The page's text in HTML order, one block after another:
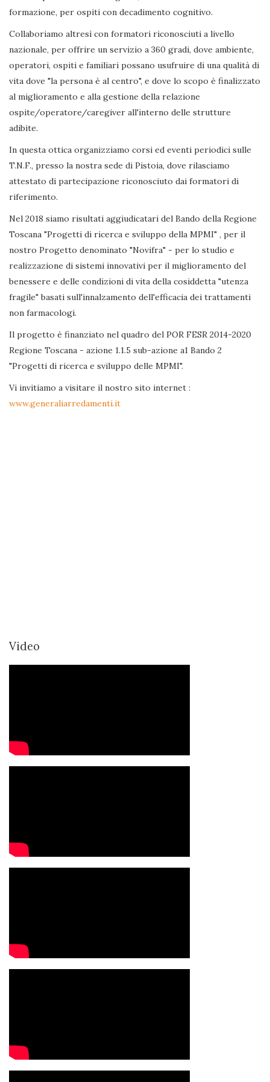
formazione, per ospiti con decadimento cognitivo.
Collaboriamo altresì con formatori riconosciuti a livello
nazionale, per offrire un servizio a 360 gradi, dove ambiente,
operatori, ospiti e familiari possano usufruire di una qualità di
vita dove "la persona è al centro", e dove lo scopo è finalizzato
al miglioramento e alla gestione della relazione
ospite/operatore/caregiver all'interno delle strutture
adibite.
In questa ottica organizziamo corsi ed eventi periodici sulle
T.N.F., presso la nostra sede di Pistoia, dove rilasciamo
attestato di partecipazione riconosciuto dai formatori di
riferimento.
Nel 2018 siamo risultati aggiudicatari del Bando della Regione
Toscana "Progetti di ricerca e sviluppo della MPMI" , per il
nostro Progetto denominato "Novifra" - per lo studio e
realizzazione di sistemi innovativi per il miglioramento del
benessere e delle condizioni di vita della cosiddetta "utenza
fragile" basati sull'innalzamento dell'efficacia dei trattamenti
non farmacologi.
Il progetto è finanziato nel quadro del POR FESR 2014-2020
Regione Toscana - azione 1.1.5 sub-azione a1 Bando 2
"Progetti di ricerca e sviluppo delle MPMI".
Vi invitiamo a visitare il nostro sito internet :
www.generaliarredamenti.it
Video